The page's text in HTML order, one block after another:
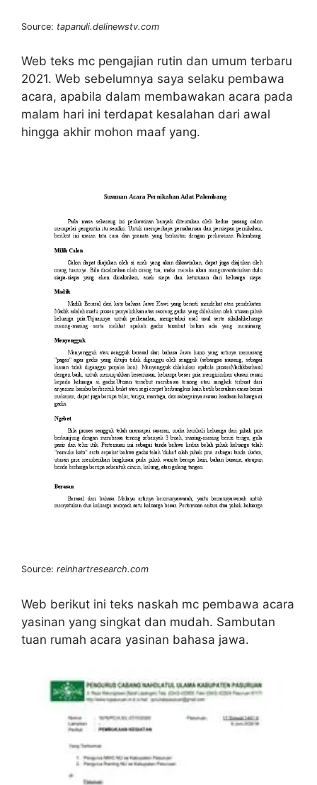
Source: tapanuli.delinewstv.com
Web teks mc pengajian rutin dan umum terbaru
2021. Web sebelumnya saya selaku pembawa
acara, apabila dalam membawakan acara pada
malam hari ini terdapat kesalahan dari awal
hingga akhir mohon maaf yang.
Source: reinhartresearch.com
Web berikut ini teks naskah mc pembawa acara
yasinan yang singkat dan mudah. Sambutan
tuan rumah acara yasinan bahasa jawa.